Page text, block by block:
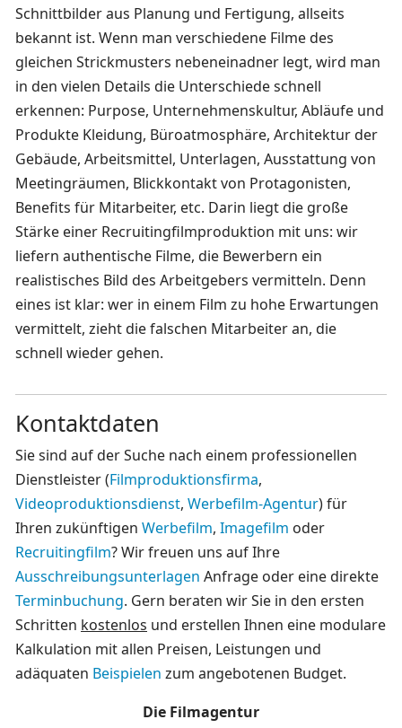
Schnittbilder aus Planung und Fertigung, allseits
bekannt ist. Wenn man verschiedene Filme des
gleichen Strickmusters nebeneinadner legt, wird man
in den vielen Details die Unterschiede schnell
erkennen: Purpose, Unternehmenskultur, Abläufe und
Produkte Kleidung, Büroatmosphäre, Architektur der
Gebäude, Arbeitsmittel, Unterlagen, Ausstattung von
Meetingräumen, Blickkontakt von Protagonisten,
Benefits für Mitarbeiter, etc. Darin liegt die große
Stärke einer Recruitingfilmproduktion mit uns: wir
liefern authentische Filme, die Bewerbern ein
realistisches Bild des Arbeitgebers vermitteln. Denn
eines ist klar: wer in einem Film zu hohe Erwartungen
vermittelt, zieht die falschen Mitarbeiter an, die
schnell wieder gehen.
Kontaktdaten
Sie sind auf der Suche nach einem professionellen
Dienstleister (Filmproduktionsfirma,
Videoproduktionsdienst, Werbefilm-Agentur) für
Ihren zukünftigen Werbefilm, Imagefilm oder
Recruitingfilm? Wir freuen uns auf Ihre
Ausschreibungsunterlagen Anfrage oder eine direkte
Terminbuchung. Gern beraten wir Sie in den ersten
Schritten kostenlos und erstellen Ihnen eine modulare
Kalkulation mit allen Preisen, Leistungen und
adäquaten Beispielen zum angebotenen Budget.
Die Filmagentur